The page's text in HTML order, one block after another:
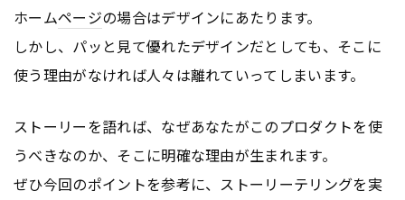
ホームページの場合はデザインにあたります。
しかし、パッと見て優れたデザインだとしても、そこに
使う理由がなければ人々は離れていってしまいます。
ストーリーを語れば、なぜあなたがこのプロダクトを使
うべきなのか、そこに明確な理由が生まれます。
ぜひ今回のポイントを参考に、ストーリーテリングを実